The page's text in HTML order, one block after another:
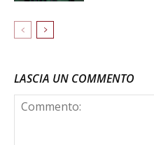
LASCIA UN COMMENTO